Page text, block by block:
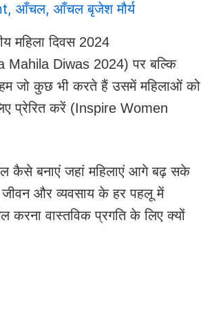
, आँचल, आँचल बृजेश मौर्य
महिला दिवस 2024
Mahila Diwas 2024) पर बल्कि
हम जो कुछ भी करते हैं उसमें महिलाओं को
प्रेरित करें (Inspire Women
कैसे बनाएं जहां महिलाएं आगे बढ़ सके
और व्यवसाय के हर पहलू में
करना वास्तविक प्रगति के लिए क्यों